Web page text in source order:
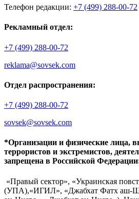
Телефон редакции: +7 (499) 288-00-72
Рекламный отдел:
+7 (499) 288-00-72
reklama@sovsek.com
Отдел распространения:
+7 (499) 288-00-72
sovsek@sovsek.com
*Организации и физические лица,
террористов и экстремистов,
запрещена в Российской
«Правый сектор», «Украинская
(УПА),«ИГИЛ», «Джабхат Фатх аш-